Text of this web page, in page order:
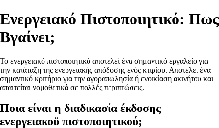
Ενεργειακό Πιστοποιητικό: Πως
Βγαίνει;
Το ενεργειακό πιστοποιητικό αποτελεί ένα σημαντικό εργαλείο για
την κατάταξη της ενεργειακής απόδοσης ενός κτιρίου. Αποτελεί ένα
σημαντικό κριτήριο για την αγοραπωλησία ή ενοικίαση ακινήτου και
απαιτείται νομοθετικά σε πολλές περιπτώσεις.
Ποια είναι η διαδικασία έκδοσης
ενεργειακοϋ πιστοποιητικού;